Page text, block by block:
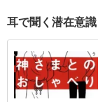
耳で聞く潜在意識